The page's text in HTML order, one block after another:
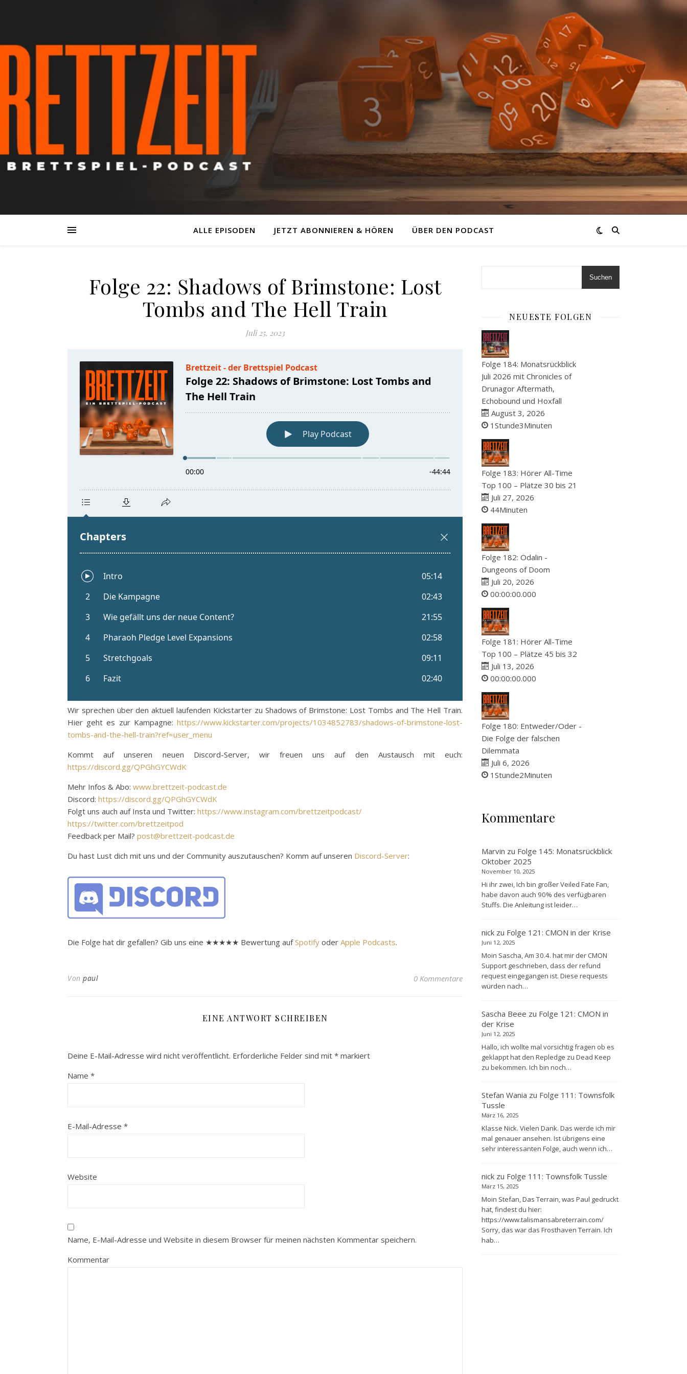
ALLE EPISODEN JETZT ABONNIEREN & HÖREN ÜBER DEN PODCAST
Folge 22: Shadows of Brimstone: Lost
Tombs and The Hell Train
Juli 25, 2023
Wir sprechen über den aktuell laufenden Kickstarter zu Shadows of Brimstone: Lost Tombs and The Hell Train.
Hier geht es zur Kampagne: https://www.kickstarter.com/projects/1034852783/shadows-of-brimstone-lost-
tombs-and-the-hell-train?ref=user_menu
Kommt auf unseren neuen Discord-Server, wir freuen uns auf den Austausch mit euch:
https://discord.gg/QPGhGYCWdK
Mehr Infos & Abo: www.brettzeit-podcast.de
Discord: https://discord.gg/QPGhGYCWdK
Folgt uns auch auf Insta und Twitter: https://www.instagram.com/brettzeitpodcast/
https://twitter.com/brettzeitpod
Feedback per Mail? post@brettzeit-podcast.de
Du hast Lust dich mit uns und der Community auszutauschen? Komm auf unseren Discord-Server:
Die Folge hat dir gefallen? Gib uns eine ★★★★★ Bewertung aufSpotify oder Apple Podcasts.
Von paul 0 Kommentare
EINE ANTWORT SCHREIBEN
Deine E-Mail-Adresse wird nicht veröffentlicht. Erforderliche Felder sind mit * markiert
Name *
E-Mail-Adresse *
Website
Name, E-Mail-Adresse und Website in diesem Browser für meinen nächsten Kommentar speichern.
Kommentar
Suchen
NEUESTE FOLGEN
Folge 184: Monatsrückblick
Juli 2026 mit Chronicles of
Drunagor Aftermath,
Echobound und Hoxfall
August 3, 2026
1Stunde3Minuten
Folge 183: Hörer All-Time
Top 100 – Plätze 30 bis 21
Juli 27, 2026
44Minuten
Folge 182: Odalin -
Dungeons of Doom
Juli 20, 2026
00:00:00.000
Folge 181: Hörer All-Time
Top 100 – Plätze 45 bis 32
Juli 13, 2026
00:00:00.000
Folge 180: Entweder/Oder -
Die Folge der falschen
Dilemmata
Juli 6, 2026
1Stunde2Minuten
Kommentare
Marvin zu Folge 145: Monatsrückblick
Oktober 2025
November 10, 2025
Hi ihr zwei, Ich bin großer Veiled Fate Fan,
habe davon auch 90% des verfügbaren
Stuffs. Die Anleitung ist leider…
nick zu Folge 121: CMON in der Krise
Juni 12, 2025
Moin Sascha, Am 30.4. hat mir der CMON
Support geschrieben, dass der refund
request eingegangen ist. Diese requests
würden nach…
Sascha Beee zu Folge 121: CMON in
der Krise
Juni 12, 2025
Hallo, ich wollte mal vorsichtig fragen ob es
geklappt hat den Repledge zu Dead Keep
zu bekommen. Ich bin noch…
Stefan Wania zu Folge 111: Townsfolk
Tussle
März 16, 2025
Klasse Nick. Vielen Dank. Das werde ich mir
mal genauer ansehen. Ist übrigens eine
sehr interessanten Folge, auch wenn ich…
nick zu Folge 111: Townsfolk Tussle
März 15, 2025
Moin Stefan, Das Terrain, was Paul gedruckt
hat, findest du hier:
https://www.talismansabreterrain.com/
Sorry, das war das Frosthaven Terrain. Ich
hab…